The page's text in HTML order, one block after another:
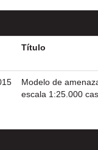
Título
Modelo de
escala 1:25.000